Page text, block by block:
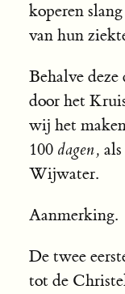
koperen
van hun
Behalve
door het
wij het
100 dagen,
Wijwater.
Aanmerking.
De twee
tot de